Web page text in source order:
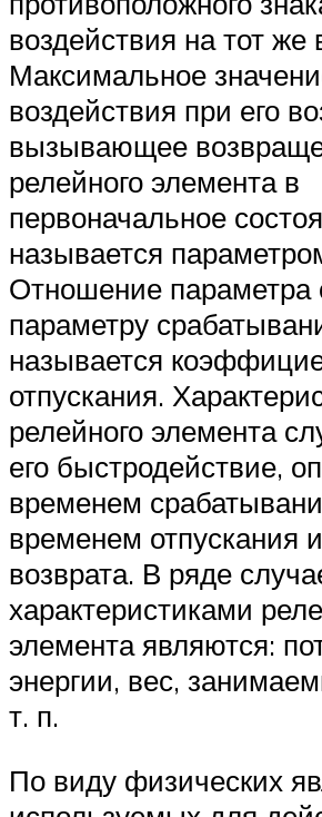
воздействия на тот же
Максимальное
воздействия при его
вызывающее
релейного элемента в
первоначальное
называется
Отношение параметра
параметру
называется
отпускания.
релейного элемента
его быстродействие,
временем
временем отпускания
возврата. В ряде
характеристиками
элемента являются:
энергии, вес,
т. п.
По виду физических